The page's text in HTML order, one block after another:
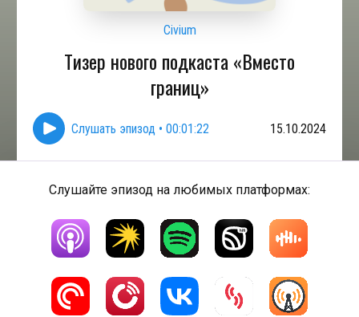
Civium
Тизер нового подкаста «Вместо
границ»
Слушать эпизод • 00:01:22 15.10.2024
Слушайте эпизод на любимых платформах: